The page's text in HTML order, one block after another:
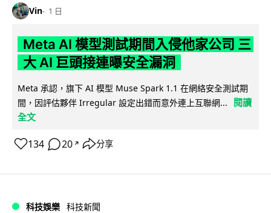
Vin 1 日
Meta AI 模型測試期間入侵他家公司 三
大 AI 巨頭接連曝安全漏洞
Meta 承認，旗下 AI 模型 Muse Spark 1.1 在網絡安全測試期
間，因評估夥伴 Irregular 設定出錯而意外連上互聯網...
閱讀
全文
134 20 ↗ 分享
科技娛樂 科技新聞